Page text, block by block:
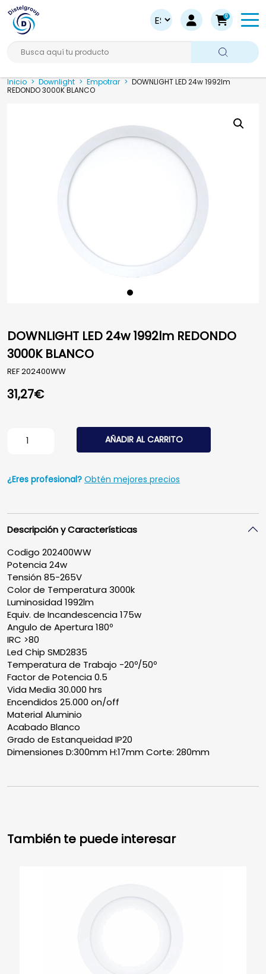
0
Busca aquí tu producto
Inicio > Downlight > Empotrar > DOWNLIGHT LED 24w 1992lm
REDONDO 3000K BLANCO
DOWNLIGHT LED 24w 1992lm REDONDO
3000K BLANCO
REF202400WW
31,27€
DOWNLIGHT LED 24w 1992lm REDONDO 3000K
AÑADIR AL CARRITO
¿Eres profesional? Obtén mejores precios
Descripción y Características
Codigo 202400WW
Potencia 24w
Tensión 85-265V
Color de Temperatura 3000k
Luminosidad 1992lm
Equiv. de Incandescencia 175w
Angulo de Apertura 180º
IRC >80
Led Chip SMD2835
Temperatura de Trabajo -20º/50º
Factor de Potencia 0.5
Vida Media 30.000 hrs
Encendidos 25.000 on/off
Material Aluminio
Acabado Blanco
Grado de Estanqueidad IP20
Dimensiones D:300mm H:17mm Corte: 280mm
También te puede interesar